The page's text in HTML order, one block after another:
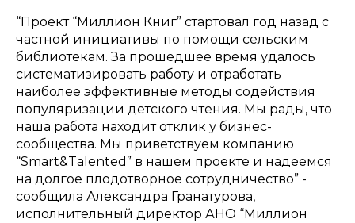
“Проект “Миллион Книг” стартовал год назад с
частной инициативы по помощи сельским
библиотекам. За прошедшее время удалось
систематизировать работу и отработать
наиболее эффективные методы содействия
популяризации детского чтения. Мы рады, что
наша работа находит отклик у бизнес-
сообщества. Мы приветствуем компанию
“Smart&Talented” в нашем проекте и надеемся
на долгое плодотворное сотрудничество” -
сообщила Александра Гранатурова,
исполнительный директор АНО “Миллион